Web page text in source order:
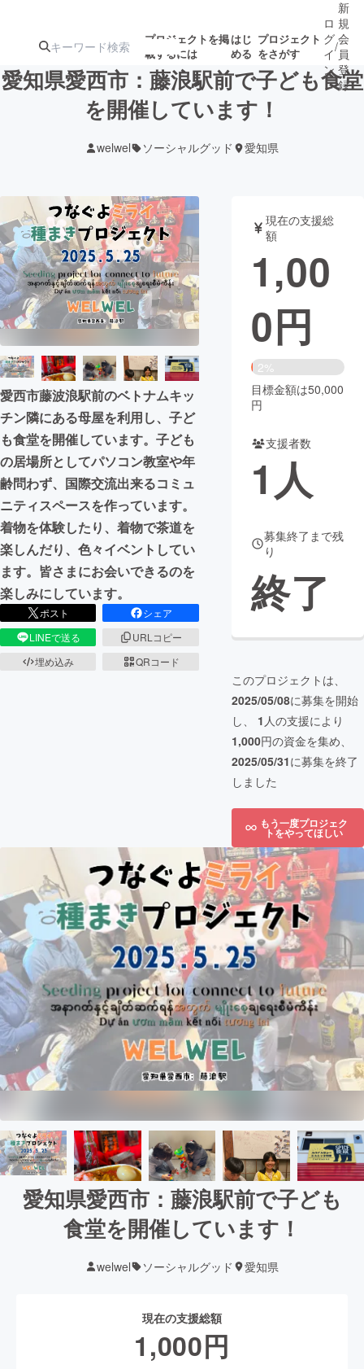
プロジェクトを掲
載するには
はじ
める
プロジェクト
をさがす
ターン
ジェクト
募集終了が近いプ
ロジェクト
アート・写真 音楽
テクノロジー・ガジェット ゲーム・サ
映像・映画 書籍・雑誌
ビジネス・起業 チャレンジ
まちづくり・地域活性化
CAMPFIRE for Social Good
CAMPFIRE Creation
CAMPFIREふるさと納税machi-ya コミュニティ
ロ
グ
イ
ン
/
新
規
会
員
登
録
愛知県愛西市：藤浪駅前で子ども食堂
を開催しています！
welwel ソーシャルグッド 愛知県
愛西市藤波浪駅前のベトナムキッ
チン隣にある母屋を利用し、子ど
も食堂を開催しています。子ども
の居場所としてパソコン教室や年
齢問わず、国際交流出来るコミュ
ニティスペースを作っています。
着物を体験したり、着物で茶道を
楽しんだり、色々イベントしてい
ます。皆さまにお会いできるのを
楽しみにしています。
ポスト
シェア
LINEで送る
URLコピー
埋め込み
QRコード
現在の支援総
額
1,00
0円
2%
目標金額は50,000
円
支援者数
1人
募集終了まで残
り
終了
このプロジェクトは、
2025/05/08に募集を開始
し、 1 人の支援により
1,000円の資金を集め、
2025/05/31に募集を終了
しました
もう一度プロジェク
トをやってほしい
愛知県愛西市：藤浪駅前で子ども
食堂を開催しています！
welwel ソーシャルグッド 愛知県
現在の支援総額
1,000円